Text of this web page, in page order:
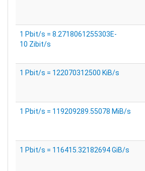
1 Pbit/s = 8.2718061255303E-
10 Zibit/s
1 Pbit/s = 122070312500 KiB/s
1 Pbit/s = 119209289.55078 MiB/s
1 Pbit/s = 116415.32182694 GiB/s